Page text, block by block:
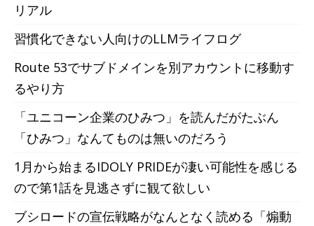
リアル
習慣化できない人向けのLLMライフログ
Route 53でサブドメインを別アカウントに移動す
るやり方
「ユニコーン企業のひみつ」を読んだがたぶん
「ひみつ」なんてものは無いのだろう
1月から始まるIDOLY PRIDEが凄い可能性を感じる
ので第1話を見逃さずに観て欲しい
ブシロードの宣伝戦略がなんとなく読める「煽動